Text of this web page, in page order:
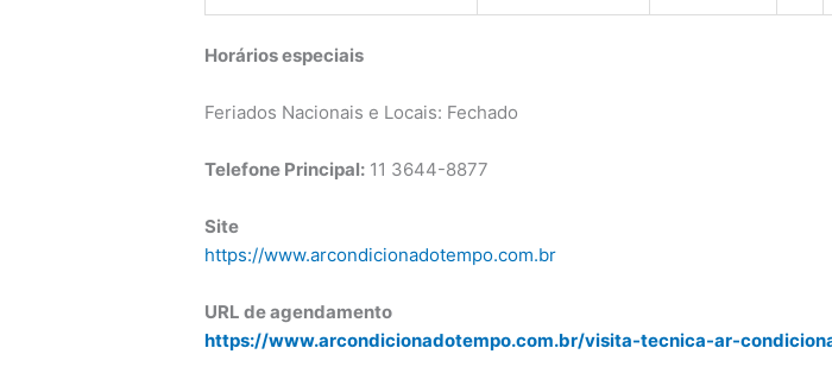
Horários especiais
Feriados Nacionais e Locais: Fechado
Telefone Principal: 11 3644-8877
Site
https://www.arcondicionadotempo.com.br
URL de agendamento
https://www.arcondicionadotempo.com.br/visita-tecnica-ar-